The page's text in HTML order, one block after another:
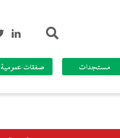
مستجدات صفقات عمومية